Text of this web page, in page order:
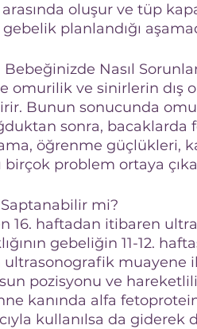
oluşur ve tüp
planlandığı
Nasıl
omurilik ve sinirlerin dış
Bunun sonucunda
sonra, bacaklarda
öğrenme güçlükleri,
birçok problem ortaya
mi?
16. haftadan itibaren
gebeliğin 11-12.
ultrasonografik muayene
pozisyonu ve
kanında alfa
kullanılsa da